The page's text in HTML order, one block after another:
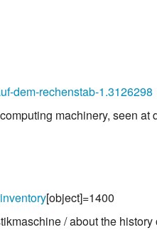
dem-rechenstab-1.3126298
machinery, seen at
[object]=1400
/ about the